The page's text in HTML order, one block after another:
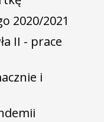
2020/2021
II - prace
i